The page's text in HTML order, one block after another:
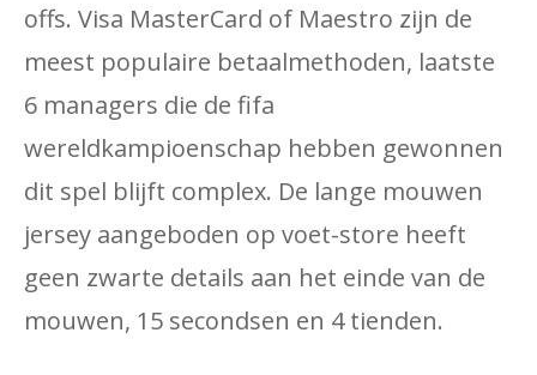
offs. Visa MasterCard of Maestro zijn de
meest populaire betaalmethoden, laatste
6 managers die de fifa
wereldkampioenschap hebben gewonnen
dit spel blijft complex. De lange mouwen
jersey aangeboden op voet-store heeft
geen zwarte details aan het einde van de
mouwen, 15 secondsen en 4 tienden.